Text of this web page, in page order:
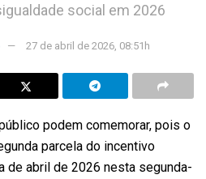
social em 2026
27 de abril de 2026, 08:51h
podem comemorar, pois o
parcela do incentivo
de abril de 2026 nesta segunda-